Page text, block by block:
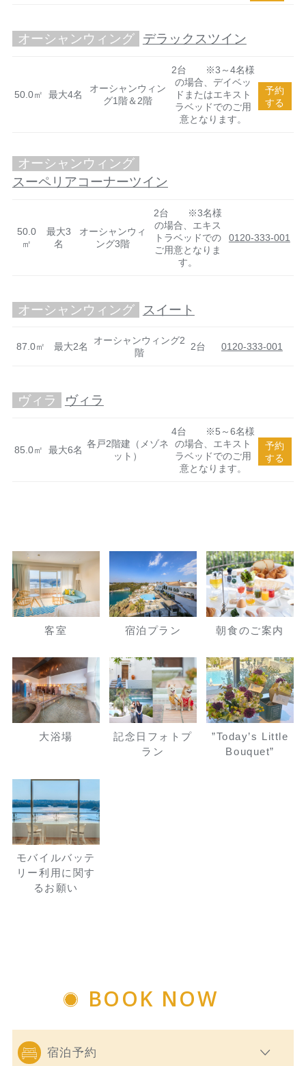
オーシャンウィング デラックスツイン
50.0㎡ 最大4名
オーシャンウィン
グ1階＆2階
2台 ※3～4名様
の場合、デイベッ
ドまたはエキスト
ラベッドでのご用
意となります。
予約
する
オーシャンウィング
スーペリアコーナーツイン
50.0
㎡
最大3
名
オーシャンウィ
ング3階
2台 ※3名様
の場合、エキス
トラベッドでの
ご用意となりま
す。
0120-333-001
オーシャンウィング スイート
87.0㎡ 最大2名
オーシャンウィング2
階
2台 0120-333-001
ヴィラ ヴィラ
85.0㎡ 最大6名
各戸2階建（メゾネ
ット）
4台 ※5～6名様
の場合、エキスト
ラベッドでのご用
意となります。
予約
する
客室 宿泊プラン 朝食のご案内
大浴場
記念日フォトプ
ラン
”Today’s Little
Bouquet”
モバイルバッテ
リー利用に関す
るお願い
BOOK NOW
宿泊予約